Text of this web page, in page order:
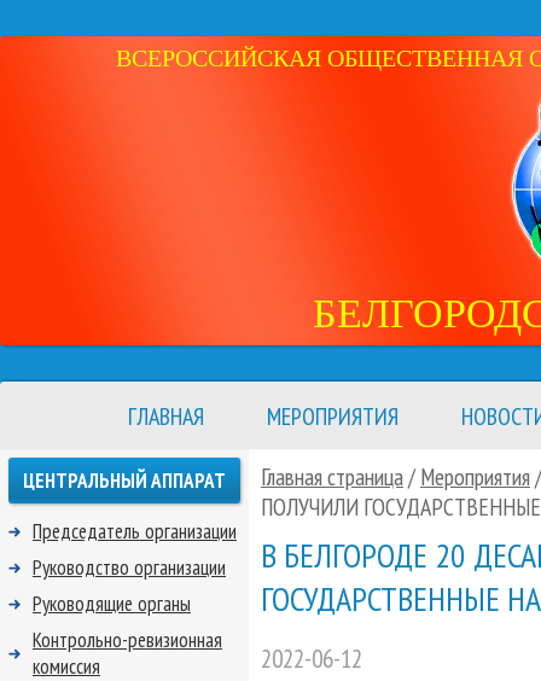
ВСЕРОССИЙСКАЯ ОБЩЕСТВЕННАЯ
ГЛАВНАЯ МЕРОПРИЯТИЯ
Главная страница/ Мероприятия
ПОЛУЧИЛИ
В БЕЛГОРОДЕ 20
ГОСУДАРСТВЕННЫЕ
2022-06-12
ЦЕНТРАЛЬНЫЙ АППАРАТ
Председатель организации
Руководство организации
Руководящие органы
Контрольно-ревизионная
комиссия